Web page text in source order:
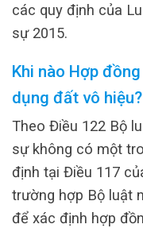
các quy định của
sự 2015.
Khi nào Hợp
dụng đất vô hiệu?
Theo Điều 122 Bộ
sự không có một
định tại Điều 117
trường hợp Bộ luật
để xác định hợp